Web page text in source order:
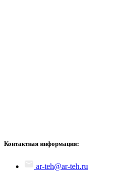
Контактная информация:
ar-teh@ar-teh.ru